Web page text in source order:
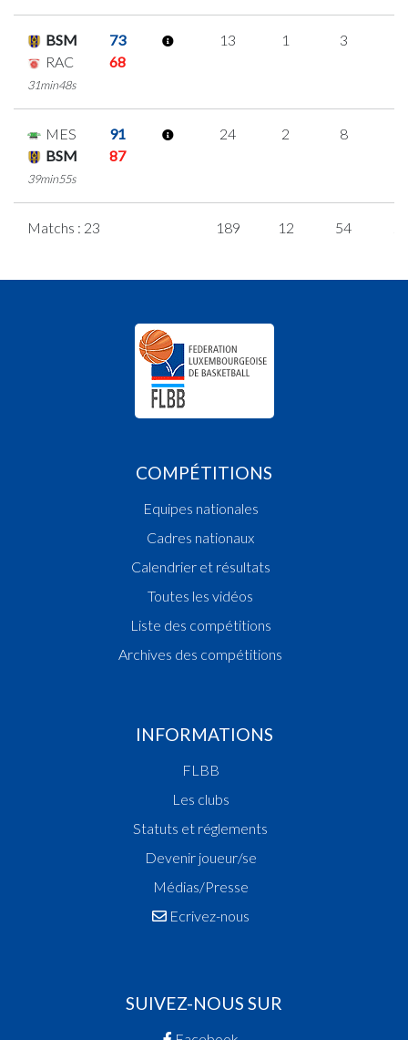
BSM
73
RAC
68
31min48s
13 1 3
MES
91
BSM
87
39min55s
24 2 8
Matchs : 23 189 12 54
COMPÉTITIONS
Equipes nationales
Cadres nationaux
Calendrier et résultats
Toutes les vidéos
Liste des compétitions
Archives des compétitions
INFORMATIONS
FLBB
Les clubs
Statuts et réglements
Devenir joueur/se
Médias/Presse
Ecrivez-nous
SUIVEZ-NOUS SUR